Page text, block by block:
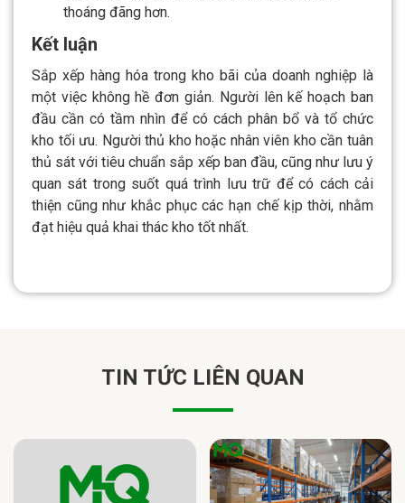
thoáng đãng hơn.
Kết luận
Sắp xếp hàng hóa trong kho bãi của doanh nghiệp là
một việc không hề đơn giản. Người lên kế hoạch ban
đầu cần có tầm nhìn để có cách phân bổ và tổ chức
kho tối ưu. Người thủ kho hoặc nhân viên kho cần tuân
thủ sát với tiêu chuẩn sắp xếp ban đầu, cũng như lưu ý
quan sát trong suốt quá trình lưu trữ để có cách cải
thiện cũng như khắc phục các hạn chế kịp thời, nhằm
đạt hiệu quả khai thác kho tốt nhất.
TIN TỨC LIÊN QUAN